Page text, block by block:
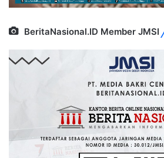
BeritaNasional.ID Member JMSI